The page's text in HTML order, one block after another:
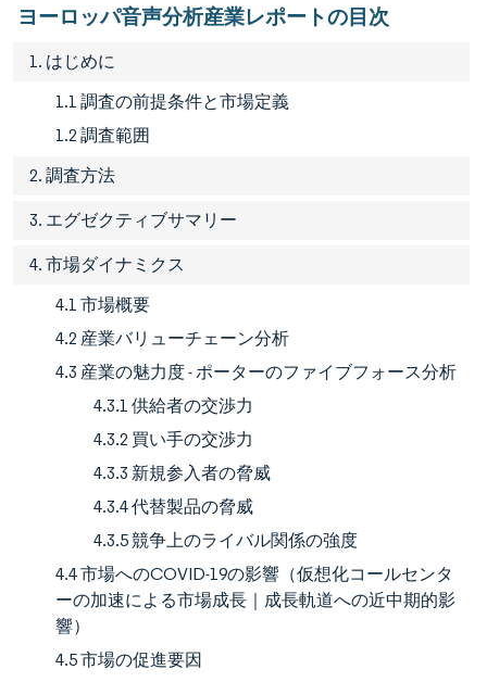
ヨーロッパ音声分析産業レポートの目次
1. はじめに
1.1 調査の前提条件と市場定義
1.2 調査範囲
2. 調査方法
3. エグゼクティブサマリー
4. 市場ダイナミクス
4.1 市場概要
4.2 産業バリューチェーン分析
4.3 産業の魅力度 - ポーターのファイブフォース分析
4.3.1 供給者の交渉力
4.3.2 買い手の交渉力
4.3.3 新規参入者の脅威
4.3.4 代替製品の脅威
4.3.5 競争上のライバル関係の強度
4.4 市場へのCOVID-19の影響（仮想化コールセンタ
ーの加速による市場成長｜成長軌道への近中期的影
響）
4.5 市場の促進要因